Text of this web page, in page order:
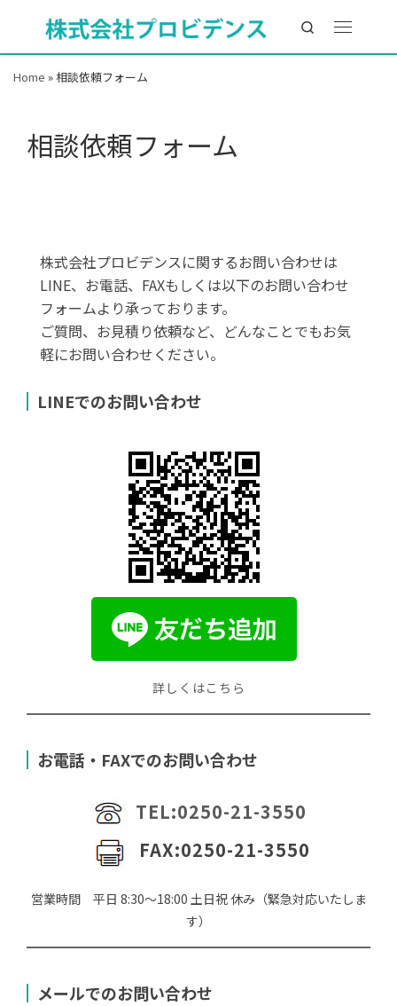
Search
Home »相談依頼フォーム
相談依頼フォーム
株式会社プロビデンスに関するお問い合わせは
LINE、お電話、FAXもしくは以下のお問い合わせ
フォームより承っております。
ご質問、お見積り依頼など、どんなことでもお気
軽にお問い合わせください。
LINEでのお問い合わせ
詳しくはこちら
お電話・FAXでのお問い合わせ
TEL:0250-21-3550
FAX:0250-21-3550
営業時間 平日 8:30～18:00 土日祝 休み（緊急対応いたしま
す）
メールでのお問い合わせ